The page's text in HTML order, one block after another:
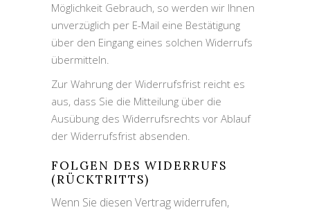
Möglichkeit Gebrauch, so werden wir Ihnen
unverzüglich per E-Mail eine Bestätigung
über den Eingang eines solchen Widerrufs
übermitteln.
Zur Wahrung der Widerrufsfrist reicht es
aus, dass Sie die Mitteilung über die
Ausübung des Widerrufsrechts vor Ablauf
der Widerrufsfrist absenden.
FOLGEN DES WIDERRUFS
(RÜCKTRITTS)
Wenn Sie diesen Vertrag widerrufen,